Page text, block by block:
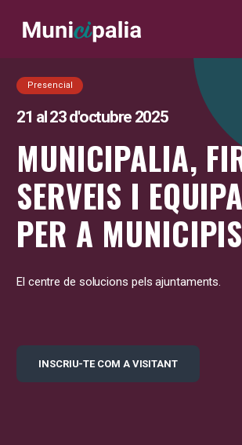
Presencial
21 al 23 d'octubre 2025
MUNICIPALIA,
SERVEIS I
PER A MUNICIPIS
El centre de solucions pels ajuntaments.
INSCRIU-TE COM A VISITANT